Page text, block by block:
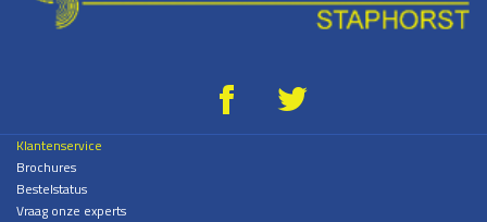
g *
Klantenservice
Brochures
Bestelstatus
Vraag onze experts